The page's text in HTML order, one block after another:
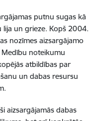
putnu sugas kā
lija un grieze. Kopš 2004.
nozīmes aizsargājamo
noteikumu
atbildības par
un dabas resursu
aizsargājamās dabas